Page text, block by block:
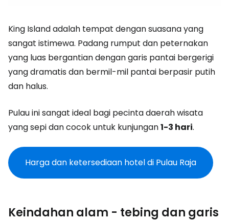
King Island adalah tempat dengan suasana yang
sangat istimewa. Padang rumput dan peternakan
yang luas bergantian dengan garis pantai bergerigi
yang dramatis dan bermil-mil pantai berpasir putih
dan halus.
Pulau ini sangat ideal bagi pecinta daerah wisata
yang sepi dan cocok untuk kunjungan1-3 hari.
Harga dan ketersediaan hotel di Pulau Raja
Keindahan alam - tebing dan garis